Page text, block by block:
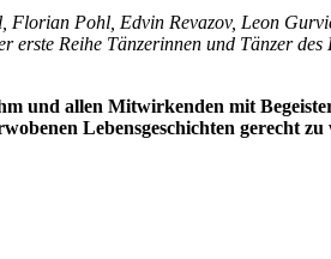
Pohl, Edvin Revazov, Leon
Reihe Tänzerinnen und Tänzer des
und allen Mitwirkenden mit
Lebensgeschichten gerecht zu